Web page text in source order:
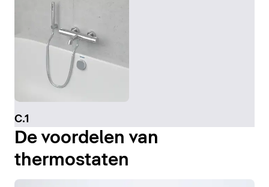
C.1
De voordelen van
thermostaten